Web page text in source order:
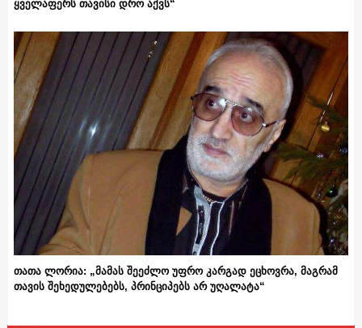
ყველაფერს თავისი დრო აქვს“
თათა ლორია: „მამას შეეძლო უფრო კარგად ეცხოვრა, მაგრამ
თავის შეხედულებებს, პრინციპებს არ უღალატა“